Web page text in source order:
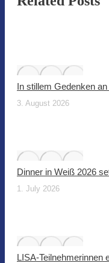
In stillem Gedenken
3. August 2026
Dinner in Weiß 2026
1. July 2026
LISA-Teilnehmerinnen